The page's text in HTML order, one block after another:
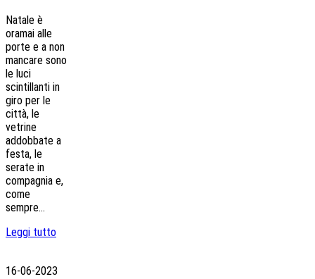
Natale è
oramai alle
porte e a non
mancare sono
le luci
scintillanti in
giro per le
città, le
vetrine
addobbate a
festa, le
serate in
compagnia e,
come
sempre...
Leggi tutto
16-06-2023